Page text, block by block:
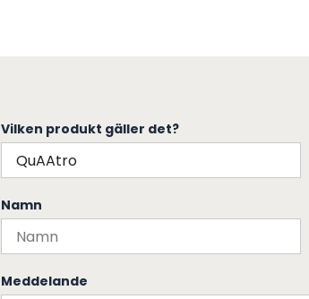
Vilken produkt gäller det?
Namn
Meddelande